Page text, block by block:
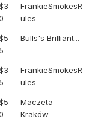
FrankieSmokesR
ules
5
Bulls's Brilliant...
5
FrankieSmokesR
ules
Maczeta
Kraków